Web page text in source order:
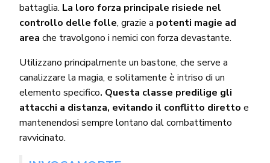
battaglia. La loro forza principale risiede nel
controllo delle folle, grazie a potenti magie ad
area che travolgono i nemici con forza devastante.
Utilizzano principalmente un bastone, che serve a
canalizzare la magia, e solitamente è intriso di un
elemento specifico. Questa classe predilige gli
attacchi a distanza, evitando il conflitto diretto e
mantenendosi sempre lontano dal combattimento
ravvicinato.